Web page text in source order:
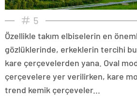
5
Özellikle takım elbiselerin en
gözlüklerinde, erkeklerin tercihi bu
kare çerçevelerden yana. Oval
çerçevelere yer verilirken, kare
trend kemik çerçeveler...